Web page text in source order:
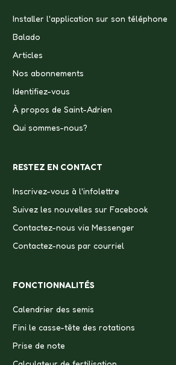
Installer l'application sur son téléphone
Balado
Articles
Nos abonnements
Identifiez-vous
À propos de Saint-Adrien
Qui sommes-nous?
RESTEZ EN CONTACT
Inscrivez-vous à l'infolettre
Suivez les nouvelles sur Facebook
Contactez-nous via Messenger
Contactez-nous par courriel
FONCTIONNALITÉS
Calendrier des semis
Fini le casse-tête des rotations
Prise de note